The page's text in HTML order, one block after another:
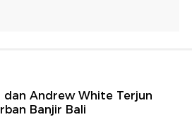
dan Andrew White Terjun
Banjir Bali